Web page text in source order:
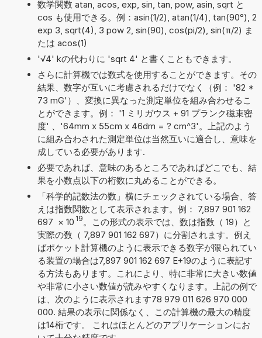
数学関数 atan, acos, exp, sin, tan, pow, asin, sqrt と
cos も使用できる。例：asin(1/2), atan(1/4), tan(90°), 2
exp 3, sqrt(4), 3 pow 2, sin(90), cos(pi/2), sin(π/2) ま
たは acos(1)
'√4' kの代わりに 'sqrt 4' と書くこともできます。
さらに計算機では数式を使用することができます。その
結果、数字が互いに考慮されるだけでなく（例： '82 *
73 mG'）、変換に異なった測定単位を組み合わせるこ
とができます。例： '1 ミリガウス + 91 プランク磁束密
度' 、'64mm x 55cm x 46dm = ? cm^3'。上記のよう
に組み合わされた測定単位は当然互いに適合し、意味を
成している必要があります.
必要であれば、意味のあるところであればどこでも、結
果を小数点以下の桁数に丸めることができる。
「科学的記数法の数」横にチェックされている場合、答
えは指数関数として表示されます。例： 7,897 901 162
697 × 10 19 。この形式の表示では、数は指数（ 19）と
実際の数（ 7,897 901 162 697）に分割されます。例え
ばポケット計算機のように表示できる数字が限られてい
る装置の場合は7,897 901 162 697 E+19のように表記す
る方法もあります。これにより、特に非常に大きい数値
や非常に小さい数値が読みやすくなります。上記の例で
は、次のように表示されます78 979 011 626 970 000
000. 結果の表示に関係なく、この計算機の最大の精度
は14桁です。 これはほとんどのアプリケーションにお